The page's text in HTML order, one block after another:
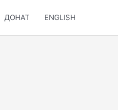
ДОНАТ ENGLISH